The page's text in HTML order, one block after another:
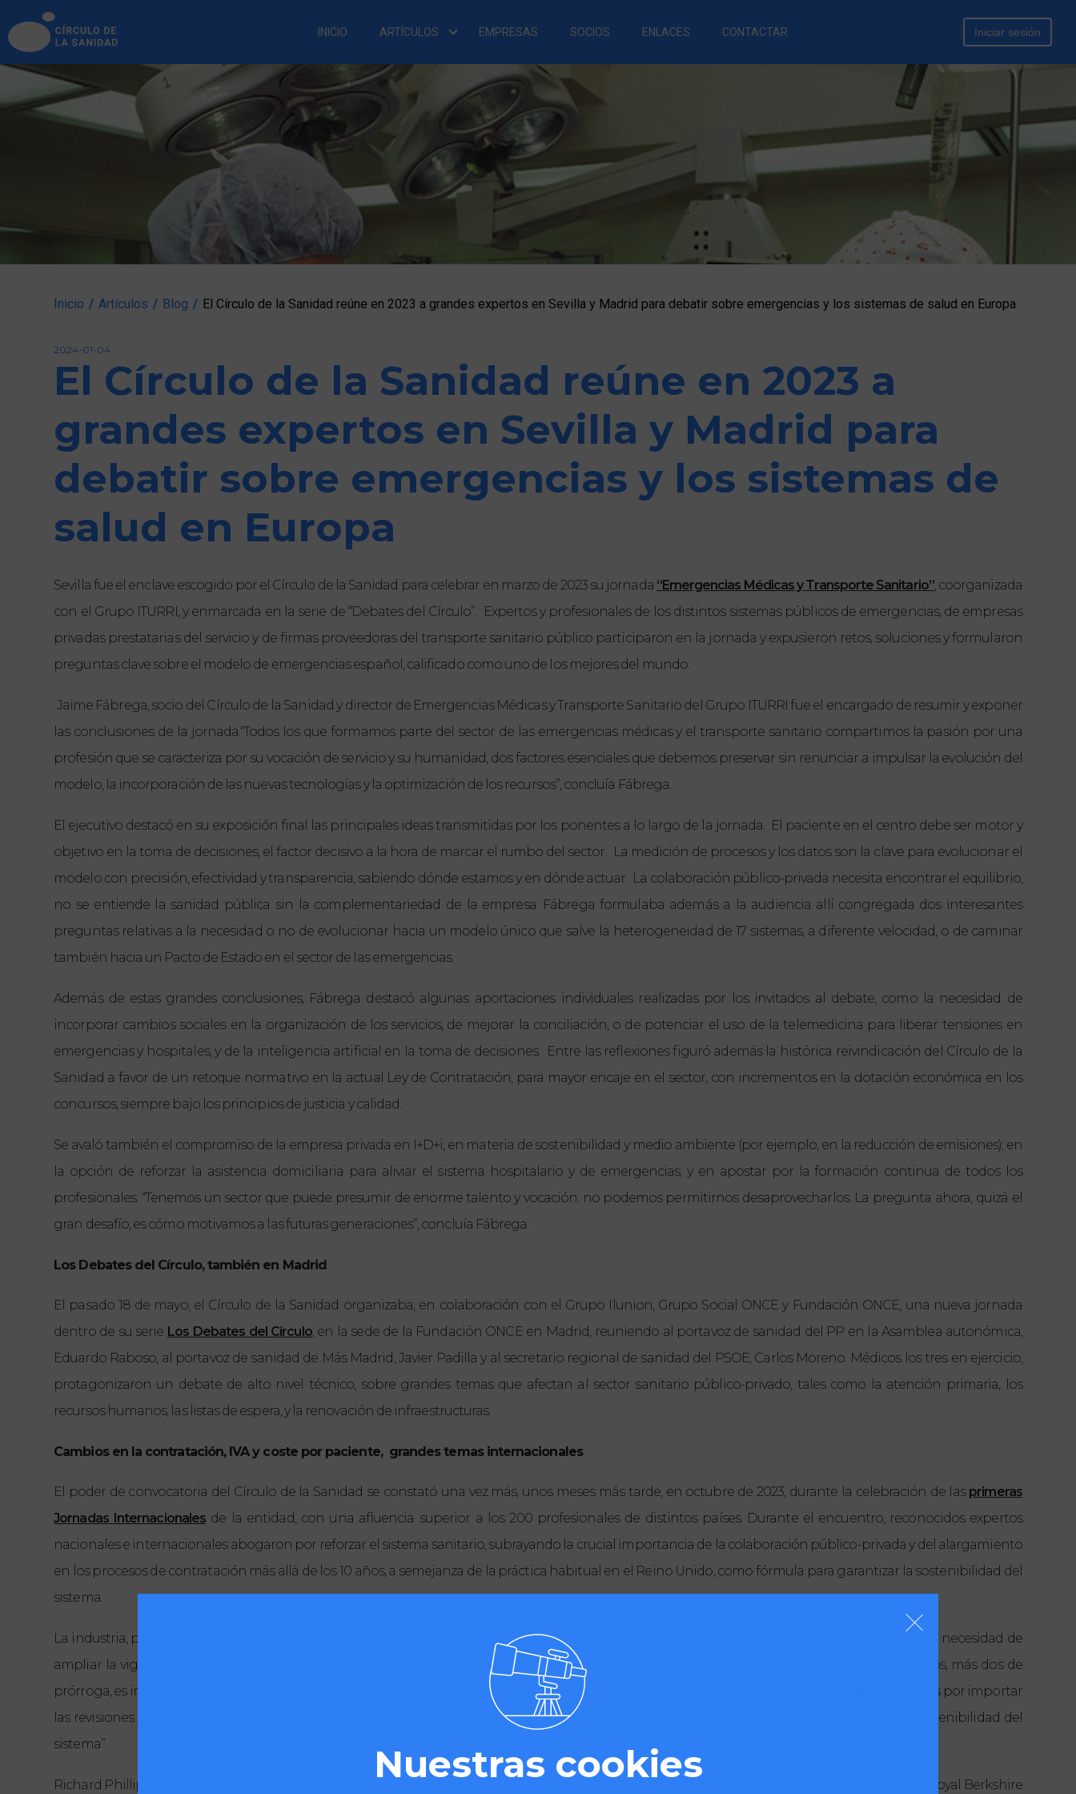
INICIO ARTÍCULOS EMPRESAS SOCIOS ENLACES CONTACTAR Iniciar sesión
Inicio / Artículos / Blog / El Círculo de la Sanidad reúne en 2023 a grandes expertos en Sevilla y Madrid para debatir sobre emergencias y los sistemas de salud en Europa
2024-01-04
El Círculo de la Sanidad reúne en 2023 a
grandes expertos en Sevilla y Madrid para
debatir sobre emergencias y los sistemas de
salud en Europa
Sevilla fue el enclave escogido por el Círculo de la Sanidad para celebrar en marzo de 2023 su jornada “Emergencias Médicas y Transporte Sanitario”, coorganizada
con el Grupo ITURRI, y enmarcada en la serie de “Debates del Círculo”. Expertos y profesionales de los distintos sistemas públicos de emergencias, de empresas
privadas prestatarias del servicio y de firmas proveedoras del transporte sanitario público participaron en la jornada y expusieron retos, soluciones y formularon
preguntas clave sobre el modelo de emergencias español, calificado como uno de los mejores del mundo.
Jaime Fábrega, socio del Círculo de la Sanidad y director de Emergencias Médicas y Transporte Sanitario del Grupo ITURRI fue el encargado de resumir y exponer
las conclusiones de la jornada.“Todos los que formamos parte del sector de las emergencias médicas y el transporte sanitario compartimos la pasión por una
profesión que se caracteriza por su vocación de servicio y su humanidad, dos factores esenciales que debemos preservar sin renunciar a impulsar la evolución del
modelo, la incorporación de las nuevas tecnologías y la optimización de los recursos”, concluía Fábrega.
El ejecutivo destacó en su exposición final las principales ideas transmitidas por los ponentes a lo largo de la jornada. El paciente en el centro debe ser motor y
objetivo en la toma de decisiones, el factor decisivo a la hora de marcar el rumbo del sector. La medición de procesos y los datos son la clave para evolucionar el
modelo con precisión, efectividad y transparencia, sabiendo dónde estamos y en dónde actuar. La colaboración público-privada necesita encontrar el equilibrio,
no se entiende la sanidad pública sin la complementariedad de la empresa. Fábrega formulaba además a la audiencia allí congregada dos interesantes
preguntas relativas a la necesidad o no de evolucionar hacia un modelo único que salve la heterogeneidad de 17 sistemas, a diferente velocidad, o de caminar
también hacia un Pacto de Estado en el sector de las emergencias.
Además de estas grandes conclusiones, Fábrega destacó algunas aportaciones individuales realizadas por los invitados al debate, como la necesidad de
incorporar cambios sociales en la organización de los servicios, de mejorar la conciliación, o de potenciar el uso de la telemedicina para liberar tensiones en
emergencias y hospitales, y de la inteligencia artificial en la toma de decisiones. Entre las reflexiones figuró además la histórica reivindicación del Círculo de la
Sanidad a favor de un retoque normativo en la actual Ley de Contratación, para mayor encaje en el sector, con incrementos en la dotación económica en los
concursos, siempre bajo los principios de justicia y calidad.
Se avaló también el compromiso de la empresa privada en I+D+i, en materia de sostenibilidad y medio ambiente (por ejemplo, en la reducción de emisiones); en
la opción de reforzar la asistencia domiciliaria para aliviar el sistema hospitalario y de emergencias; y en apostar por la formación continua de todos los
profesionales. “Tenemos un sector que puede presumir de enorme talento y vocación; no podemos permitirnos desaprovecharlos. La pregunta ahora, quizá el
gran desafío, es cómo motivamos a las futuras generaciones”, concluía Fábrega.
Los Debates del Círculo, también en Madrid
El pasado 18 de mayo, el Círculo de la Sanidad organizaba, en colaboración con el Grupo Ilunion, Grupo Social ONCE y Fundación ONCE, una nueva jornada
dentro de su serie Los Debates del Círculo, en la sede de la Fundación ONCE en Madrid, reuniendo al portavoz de sanidad del PP en la Asamblea autonómica,
Eduardo Raboso, al portavoz de sanidad de Más Madrid, Javier Padilla y al secretario regional de sanidad del PSOE, Carlos Moreno. Médicos los tres en ejercicio,
protagonizaron un debate de alto nivel técnico, sobre grandes temas que afectan al sector sanitario público-privado, tales como la atención primaria, los
recursos humanos, las listas de espera, y la renovación de infraestructuras.
Cambios en la contratación, IVA y coste por paciente, grandes temas internacionales
El poder de convocatoria del Círculo de la Sanidad se constató una vez más, unos meses más tarde, en octubre de 2023, durante la celebración de las primeras
Jornadas Internacionales de la entidad, con una afluencia superior a los 200 profesionales de distintos países. Durante el encuentro, reconocidos expertos
nacionales e internacionales abogaron por reforzar el sistema sanitario, subrayando la crucial importancia de la colaboración público-privada y del alargamiento
en los procesos de contratación más allá de los 10 años, a semejanza de la práctica habitual en el Reino Unido, como fórmula para garantizar la sostenibilidad del
sistema.
La industria, partner indispensable de las administraciones en la prestación de servicios de salud al ciudadano, reclamó una vez más en Madrid la necesidad de
ampliar la vigencia de los contratos para afrontar las grandes inversiones que se precisan para mejorar el sistema.
“En un contrato de dos años, más dos de
prórroga, es imposible”, señalaba en la primera mesa de la jornada, el director gerente de Steris Ibérica, Francisco Martínez, quien apostaba además por importar
las revisiones y penalizaciones de otros países, en caso de incumplimiento de los criterios exigidos “para garantizar la calidad asistencial y la sostenibilidad del
sistema”.
Richard Phillips, director estratégico de la Association of British Health Tech Industries (ABHI), y Clara Purnell, directora de Compras y Logística de Royal Berkshire
Nuestras cookies